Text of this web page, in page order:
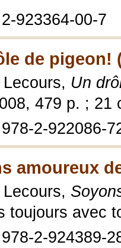
923364-00-7
de pigeon!
Un
479 p. ; 21
2-922086-
amoureux
toujours avec
2-924389-